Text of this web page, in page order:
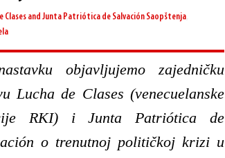
Clases and Junta Patriótica de Salvación Saopštenja
objavljujemo zajedničku
Lucha de Clases (venecuelanske
RKI) i Junta Patriótica de
o trenutnoj političkoj krizi u